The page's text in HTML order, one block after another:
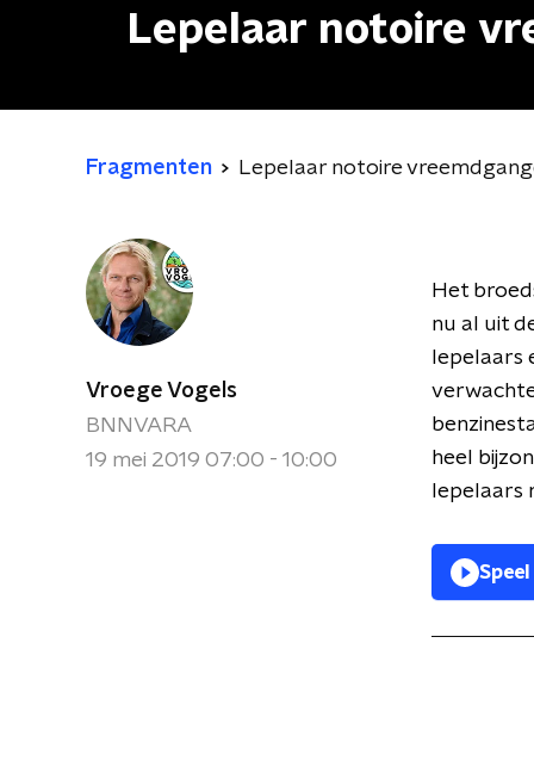
Lepelaar notoire
Fragmenten Lepelaar notoire
Vroege Vogels
BNNVARA
19 mei 2019 07:00 - 10:00
Het
nu al uit
lepelaars
heel
lepelaars